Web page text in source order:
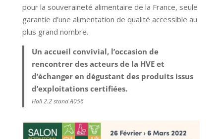
pour la souveraineté alimentaire de la France, seule
garantie d’une alimentation de qualité accessible au
plus grand nombre.
Un accueil convivial, l’occasion de
rencontrer des acteurs de la HVE et
d’échanger en dégustant des produits issus
d’exploitations certifiées.
Hall 2.2 stand A056